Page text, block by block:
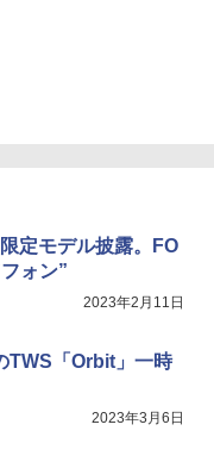
定モデル披露。FO
ォン”
2023年2月11日
「Orbit」一時
2023年3月6日